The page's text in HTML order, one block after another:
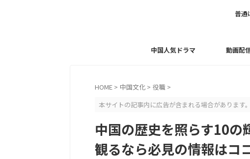
普通
中国人気ドラマ 動画配
HOME > 中国文化 > 役職 >
本サイトの記事内に広告が含まれる場合があります。
中国の歴史を照らす10の
観るなら必見の情報はコ